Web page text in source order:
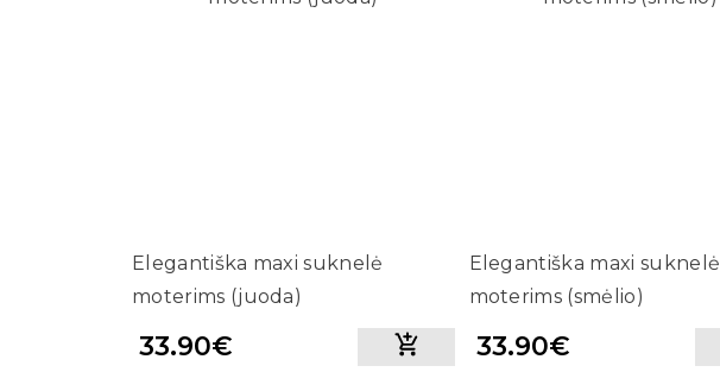
Elegantiška maxi suknelė
moterims (juoda)
33.90€
Elegantiška maxi suknelė
moterims (smėlio)
33.90€